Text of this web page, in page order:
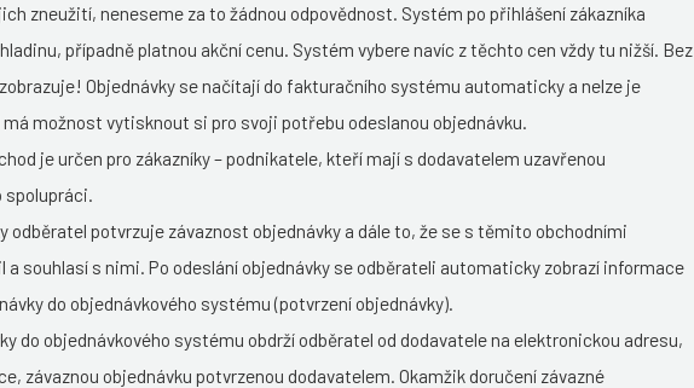
zneužití, neneseme za to žádnou odpovědnost. Systém po přihlášení zákazníka
případně platnou akční cenu. Systém vybere navíc z těchto cen vždy tu nižší. Bez
Objednávky se načítají do fakturačního systému automaticky a nelze je
možnost vytisknout si pro svoji potřebu odeslanou objednávku.
je určen pro zákazníky – podnikatele, kteří mají s dodavatelem uzavřenou
spolupráci.
odběratel potvrzuje závaznost objednávky a dále to, že se s těmito obchodními
a souhlasí s nimi. Po odeslání objednávky se odběrateli automaticky zobrazí informace
do objednávkového systému (potvrzení objednávky).
do objednávkového systému obdrží odběratel od dodavatele na elektronickou adresu,
závaznou objednávku potvrzenou dodavatelem. Okamžik doručení závazné